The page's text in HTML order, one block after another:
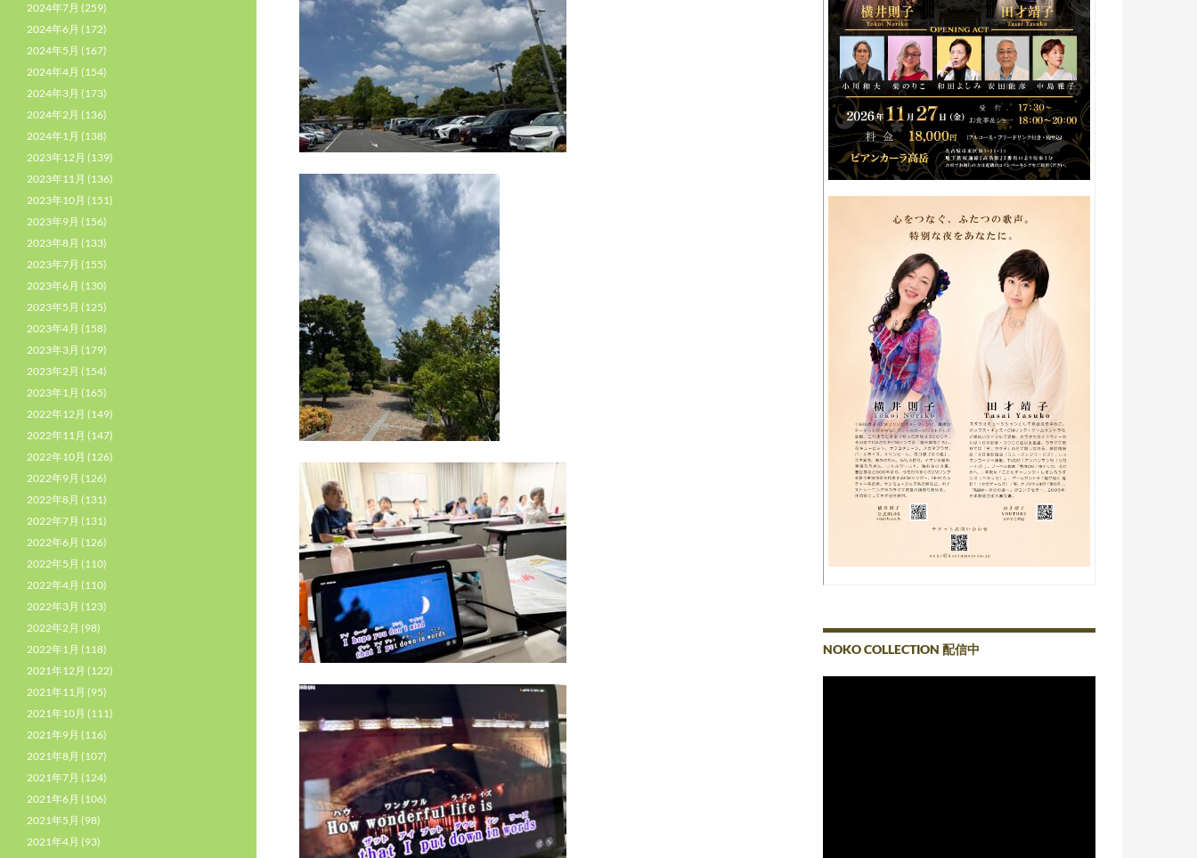
NOKO COLLECTION 配信中
2024年7月 (259)
2024年6月 (172)
2024年5月 (167)
2024年4月 (154)
2024年3月 (173)
2024年2月 (136)
2024年1月 (138)
2023年12月 (139)
2023年11月 (136)
2023年10月 (151)
2023年9月 (156)
2023年8月 (133)
2023年7月 (155)
2023年6月 (130)
2023年5月 (125)
2023年4月 (158)
2023年3月 (179)
2023年2月 (154)
2023年1月 (165)
2022年12月 (149)
2022年11月 (147)
2022年10月 (126)
2022年9月 (126)
2022年8月 (131)
2022年7月 (131)
2022年6月 (126)
2022年5月 (110)
2022年4月 (110)
2022年3月 (123)
2022年2月 (98)
2022年1月 (118)
2021年12月 (122)
2021年11月 (95)
2021年10月 (111)
2021年9月 (116)
2021年8月 (107)
2021年7月 (124)
2021年6月 (106)
2021年5月 (98)
2021年4月 (93)